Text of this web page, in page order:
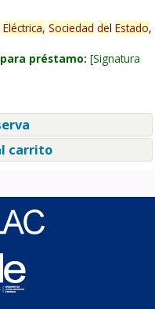
Eléctrica, Sociedad del Estado,
préstamo: Signatura
carrito